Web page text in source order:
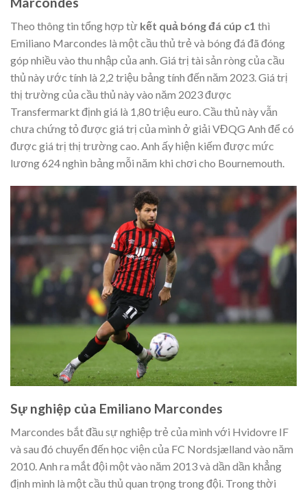
Theo thông tin tổng hợp từ kết quả bóng đá cúp c1 thì
Emiliano Marcondes là một cầu thủ trẻ và bóng đá đã đóng
góp nhiều vào thu nhập của anh. Giá trị tài sản ròng của cầu
thủ này ước tính là 2,2 triệu bảng tính đến năm 2023. Giá trị
thị trường của cầu thủ này vào năm 2023 được
Transfermarkt định giá là 1,80 triệu euro. Cầu thủ này vẫn
chưa chứng tỏ được giá trị của mình ở giải VĐQG Anh để có
được giá trị thị trường cao. Anh ấy hiện kiếm được mức
lương 624 nghìn bảng mỗi năm khi chơi cho Bournemouth.
Sự nghiệp của Emiliano Marcondes
Marcondes bắt đầu sự nghiệp trẻ của mình với Hvidovre IF
và sau đó chuyển đến học viện của FC Nordsjælland vào năm
2010. Anh ra mắt đội một vào năm 2013 và dần dần khẳng
định mình là một cầu thủ quan trọng trong đội. Trong thời